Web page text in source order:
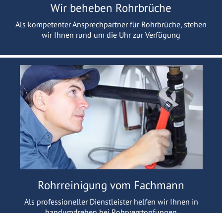
Wir beheben Rohrbrüche
Als kompetenter Ansprechpartner für Rohrbrüche, stehen
wir Ihnen rund um die Uhr zur Verfügung
Rohrreinigung vom Fachmann
Als professioneller Dienstleister helfen wir Ihnen in